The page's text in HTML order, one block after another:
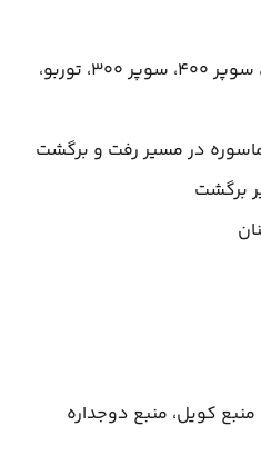
نصب انواع دیگ (سولار، سوپر ۴۰۰، سوپر ۳۰۰، توربو،
در مسیر رفت و برگشت
برگشت
کویل، منبع دوجداره